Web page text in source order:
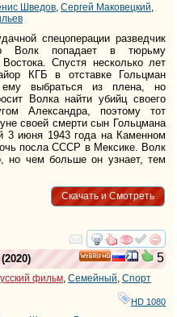
Шведов, Сергей Маковецкий,
спецоперации разведчик
Волк попадает в тюрьму
Востока. Спустя несколько лет
КГБ в отставке Гольцман
ему выбраться из плена, но
Волка найти убийц своего
Александра, поэтому тот
своей смерти сын Гольцмана
3 июня 1943 года на Каменном
посла СССР в Мексике. Волк
но чем больше он узнает, тем
Скачать и Смотреть
смотреть
HD
5
(2020)
фильм Семейный Спорт
HD 1080